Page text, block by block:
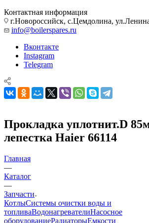
Контактная информация
г.Новороссийск, с.Цемдолина,
info@boilerspares.ru
Вконтакте
Instagram
Telegram
Прокладка уплотнит.D
лепестка Haier 66114
Главная
—
Каталог
—
Запчасти
КотлыСистемы очистки воды и
топливаВодонагревателиНасосное
оборудованиеРадиаторыЕмкости